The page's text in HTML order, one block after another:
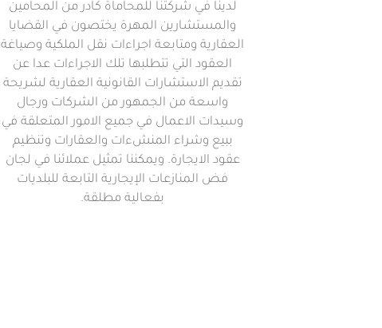
لدينا في شركتنا للمحاماة كادر من المحامين
والمستشارين المهرة يختصون في القضايا
العقارية ومتابعة اجراءات نقل الملكية وصياغة
العقود التي تتطلبها تلك الاجراءات عدا عن
تقديم الاستشارات القانونية العقارية لشريحة
واسعة من الجمهور من الشركات ورجال
وسيدات الاعمال في جميع الامور المتعلقة في
ببيع وشراء المنشءات والعقارات وتنظيم
عقود الايجارة. ويمكننا تمثيل عملائنا في لجان
فض المنازعات الإيجارية التابعة للبلديات
بفعالية مطلقة.